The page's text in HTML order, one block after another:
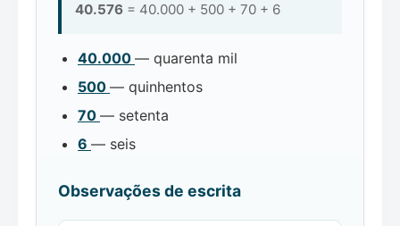
40.576 = 40.000 + 500 + 70 + 6
40.000 — quarenta mil
500 — quinhentos
70 — setenta
6 — seis
Observações de escrita